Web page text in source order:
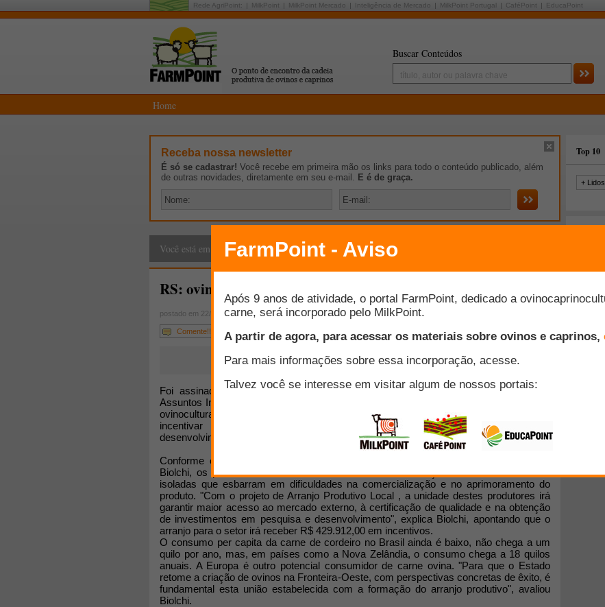
Rede AgriPoint: MilkPoint MilkPoint Mercado Inteligência de Mercado MilkPoint Portugal CaféPoint EducaPoint
Buscar Conteúdos
Home
Receba nossa newsletter
É só se cadastrar! Você recebe em primeira mão os links para todo o conteúdo publicado, além
de outras novidades, diretamente em seu e-mail. E é de graça.
Você está em: Cadeia Produtiva>Giro de Notícias
RS: ovinocultura na Fronteira-Oeste recebe incentivos
postado em 22/10/2008
Comente!!!
Foi assinada, nesta segunda-feira (20), na Secretaria do Desenvolvimento e dos
Assuntos Internacionais, a implantação do projeto de Arranjo Produtivo Local (APL) da
ovinocultura de corte nos municípios da Fronteira-Oeste do Estado. O objetivo é
incentivar a retomada da ovinocultura de corte como oportunidade para o
desenvolvimento local.
Conforme o secretário do Desenvolvimento e dos Assuntos Internacionais, Márcio
Biolchi, os produtores rurais vêm tentando retomar a criação através de iniciativas
isoladas que esbarram em dificuldades na comercialização e no aprimoramento do
produto. "Com o projeto de Arranjo Produtivo Local , a unidade destes produtores irá
garantir maior acesso ao mercado externo, à certificação de qualidade e na obtenção
de investimentos em pesquisa e desenvolvimento", explica Biolchi, apontando que o
arranjo para o setor irá receber R$ 429.912,00 em incentivos.
O consumo per capita da carne de cordeiro no Brasil ainda é baixo, não chega a um
quilo por ano, mas, em países como a Nova Zelândia, o consumo chega a 18 quilos
anuais. A Europa é outro potencial consumidor de carne ovina. "Para que o Estado
retome a criação de ovinos na Fronteira-Oeste, com perspectivas concretas de êxito, é
fundamental esta união estabelecida com a formação do arranjo produtivo", avaliou
Biolchi.
Top 10
+ Lidos